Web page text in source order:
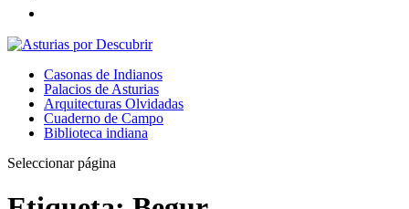
Casonas de Indianos
Palacios de Asturias
Arquitecturas Olvidadas
Cuaderno de Campo
Biblioteca indiana
Seleccionar página